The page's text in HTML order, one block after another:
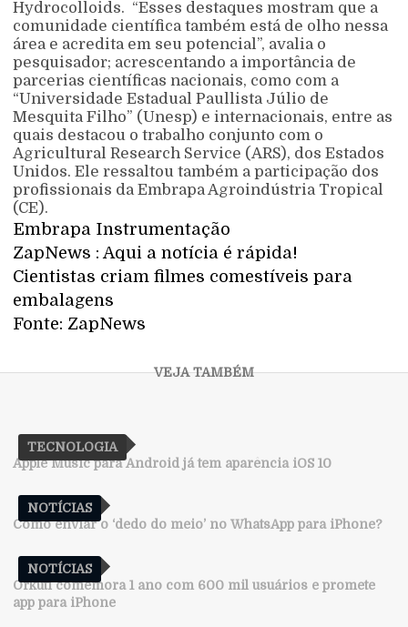
Hydrocolloids. “Esses destaques mostram que a
comunidade científica também está de olho nessa
área e acredita em seu potencial”, avalia o
pesquisador; acrescentando a importância de
parcerias científicas nacionais, como com a
“Universidade Estadual Paullista Júlio de
Mesquita Filho” (Unesp) e internacionais, entre as
quais destacou o trabalho conjunto com o
Agricultural Research Service (ARS), dos Estados
Unidos. Ele ressaltou também a participação dos
profissionais da Embrapa Agroindústria Tropical
(CE).
Embrapa Instrumentação
ZapNews : Aqui a notícia é rápida!
Cientistas criam filmes comestíveis para
embalagens
Fonte: ZapNews
TECNOLOGIA
Apple Music para Android já tem aparência iOS 10
NOTÍCIAS
Como enviar o ‘dedo do meio’ no WhatsApp para iPhone?
NOTÍCIAS
Orkuti comemora 1 ano com 600 mil usuários e promete
app para iPhone